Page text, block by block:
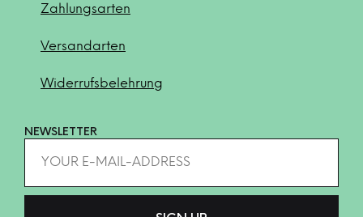
Zahlungsarten
Versandarten
Widerrufsbelehrung
NEWSLETTER